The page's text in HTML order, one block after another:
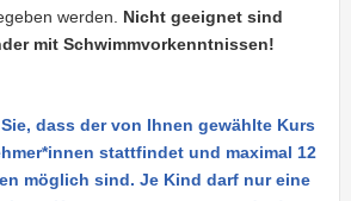
Online-
Services
Mobilität
werden. Nicht geeignet sind
mit Schwimmvorkenntnissen!
dass der von Ihnen gewählte Kurs
stattfindet und maximal 12
möglich sind. Je Kind darf nur eine